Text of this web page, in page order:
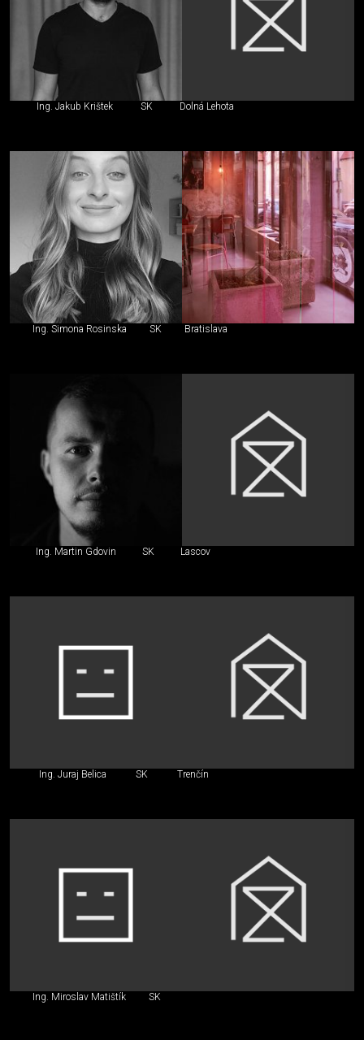
Ing. Jakub Krištek SK Dolná Lehota
Ing. Simona Rosinska SK Bratislava
Ing. Martin Gdovin SK Lascov
Ing. Juraj Belica SK Trenčín
Ing. Miroslav Matištík SK